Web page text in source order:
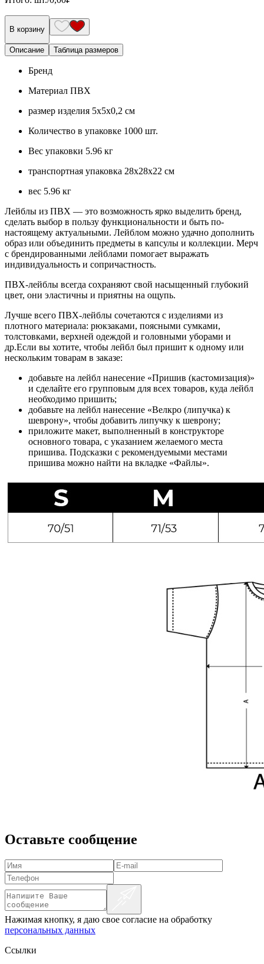
В корзину
Описание Таблица размеров
Бренд
Материал ПВХ
размер изделия 5х5х0,2 см
Количество в упаковке 1000 шт.
Вес упаковки 5.96 кг
транспортная упаковка 28x28x22 см
вес 5.96 кг
Лейблы из ПВХ — это возможность ярко выделить бренд,
сделать выбор в пользу функциональности и быть по-
настоящему актуальными. Лейблом можно удачно дополнить
образ или объединить предметы в капсулы и коллекции. Мерч
с брендированными лейблами помогает выражать
индивидуальность и сопричастность.
ПВХ-лейблы всегда сохраняют свой насыщенный глубокий
цвет, они эластичны и приятны на ощупь.
Лучше всего ПВХ-лейблы сочетаются с изделиями из
плотного материала: рюкзаками, поясными сумками,
толстовками, верхней одеждой и головными уборами и
др.Если вы хотите, чтобы лейбл был пришит к одному или
нескольким товарам в заказе:
добавьте на лейбл нанесение «Пришив (кастомизация)»
и сделайте его групповым для всех товаров, куда лейбл
необходимо пришить;
добавьте на лейбл нанесение «Велкро (липучка) к
шеврону», чтобы добавить липучку к шеврону;
приложите макет, выполненный в конструкторе
основного товара, с указанием желаемого места
пришива. Подсказки с рекомендуемыми местами
пришива можно найти на вкладке «Файлы».
Оставьте сообщение
Нажимая кнопку, я даю свое согласие на обработку
персональных данных
Ссылки